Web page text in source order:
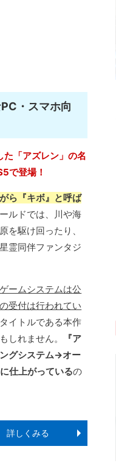
・スマホ向
「アズレン」の名
で登場！
ら『キボ』と呼ば
ルドでは、川や海
を駆け回ったり、
霊同伴ファンタジ
ームシステムは公
受付は行われてい
イトルである本作
しれません。
『ア
グシステム→オー
仕上がっているの
詳しくみる